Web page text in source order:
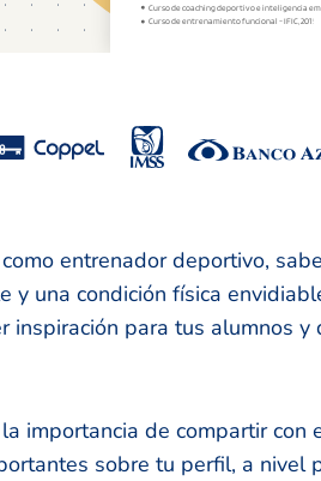
entrenador deportivo,
y una condición física
inspiración para tus alumnos y
importancia de compartir con
sobre tu perfil, a nivel